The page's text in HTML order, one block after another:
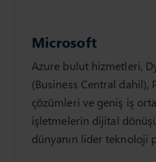
Microsoft
Azure bulut hizmetleri,
(Business Central
çözümleri ve geniş iş
işletmelerin dijital
dünyanın lider teknoloji